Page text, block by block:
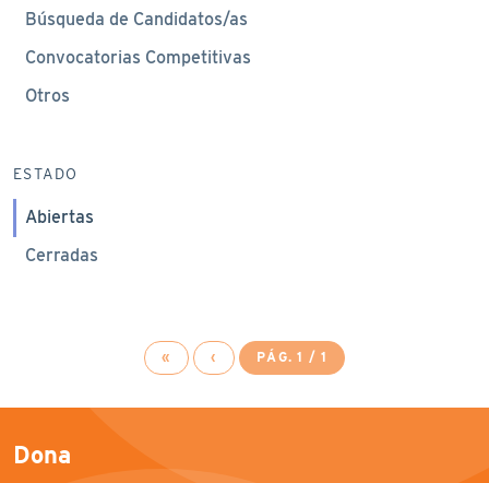
Búsqueda de Candidatos/as
Convocatorias Competitivas
Otros
ESTADO
Abiertas
Cerradas
« ‹ PÁG. 1 / 1
Dona